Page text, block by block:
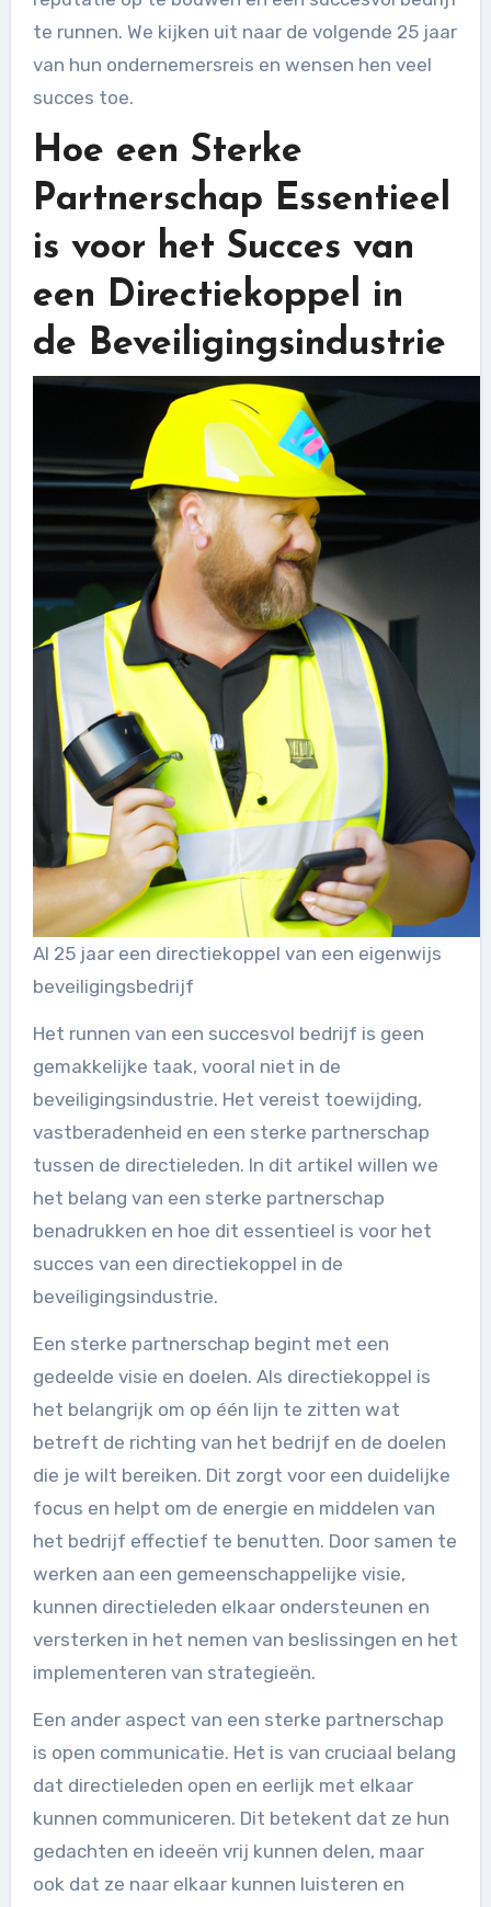
te runnen. We kijken uit naar de volgende 25 jaar
van hun ondernemersreis en wensen hen veel
succes toe.
Hoe een Sterke
Partnerschap Essentieel
is voor het Succes van
een Directiekoppel in
de Beveiligingsindustrie
Al 25 jaar een directiekoppel van een eigenwijs
beveiligingsbedrijf
Het runnen van een succesvol bedrijf is geen
gemakkelijke taak, vooral niet in de
beveiligingsindustrie. Het vereist toewijding,
vastberadenheid en een sterke partnerschap
tussen de directieleden. In dit artikel willen we
het belang van een sterke partnerschap
benadrukken en hoe dit essentieel is voor het
succes van een directiekoppel in de
beveiligingsindustrie.
Een sterke partnerschap begint met een
gedeelde visie en doelen. Als directiekoppel is
het belangrijk om op één lijn te zitten wat
betreft de richting van het bedrijf en de doelen
die je wilt bereiken. Dit zorgt voor een duidelijke
focus en helpt om de energie en middelen van
het bedrijf effectief te benutten. Door samen te
werken aan een gemeenschappelijke visie,
kunnen directieleden elkaar ondersteunen en
versterken in het nemen van beslissingen en het
implementeren van strategieën.
Een ander aspect van een sterke partnerschap
is open communicatie. Het is van cruciaal belang
dat directieleden open en eerlijk met elkaar
kunnen communiceren. Dit betekent dat ze hun
gedachten en ideeën vrij kunnen delen, maar
ook dat ze naar elkaar kunnen luisteren en